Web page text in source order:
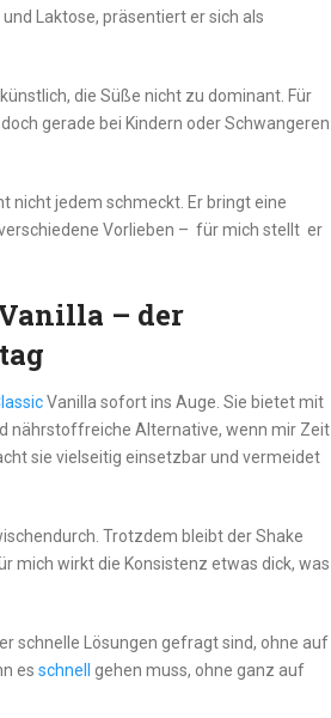
Laktose, präsentiert er sich als
die Süße nicht zu dominant. Für
gerade bei Kindern oder Schwangeren
nicht jedem schmeckt. Er bringt eine
Vorlieben – für mich stellt er
– der
Vanilla sofort ins Auge. Sie bietet mit
nährstoffreiche Alternative, wenn mir Zeit
sie vielseitig einsetzbar und vermeidet
Trotzdem bleibt der Shake
mich wirkt die Konsistenz etwas dick, was
schnelle Lösungen gefragt sind, ohne auf
es schnell
gehen muss, ohne ganz auf